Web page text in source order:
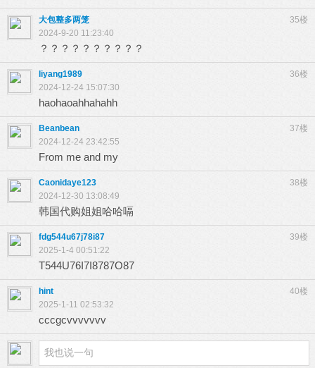
35楼
大包整多两笼
2024-9-20 11:23:40
？？？？？？？？？？
36楼
liyang1989
2024-12-24 15:07:30
haohaoahhahahh
37楼
Beanbean
2024-12-24 23:42:55
From me and my
38楼
Caonidaye123
2024-12-30 13:08:49
韩国代购姐姐哈哈嗝
39楼
fdg544u67j78i87
2025-1-4 00:51:22
T544U76I7I8787O87
40楼
hint
2025-1-11 02:53:32
cccgcvvvvvvv